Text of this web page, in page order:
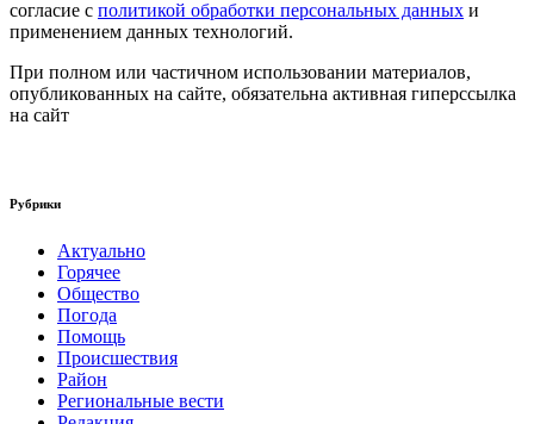
согласие с политикой обработки персональных данных и
применением данных технологий.
При полном или частичном использовании материалов,
опубликованных на сайте, обязательна активная гиперссылка
на сайт
Рубрики
Актуально
Горячее
Общество
Погода
Помощь
Происшествия
Район
Региональные вести